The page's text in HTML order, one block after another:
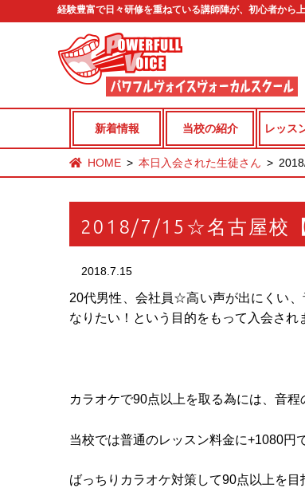
経験豊富で日々研修を重ねている講師陣が、初心者から
新着情報 当校の紹介 レッス
HOME 本日入会された生徒さん
2018/7/15☆名古屋校【
2018.7.15
20代男性、会社員☆高い声が出にくい
なりたい！という目的をもって入会され
カラオケで90点以上を取る為には、音
当校では普通のレッスン料金に+1080円
ばっちりカラオケ対策して90点以上を目